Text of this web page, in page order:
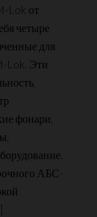
Lok от
четыре
для
Lok. Эти
фонари,
АБС-